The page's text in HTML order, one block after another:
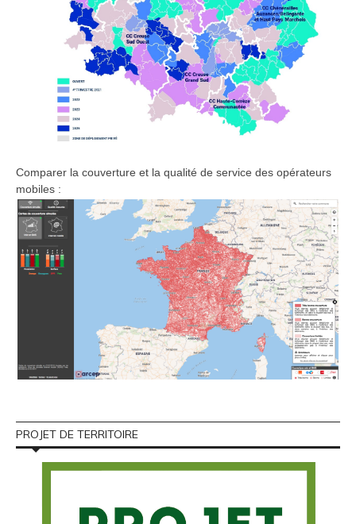
Comparer la couverture et la qualité de service des opérateurs
mobiles :
PROJET DE TERRITOIRE